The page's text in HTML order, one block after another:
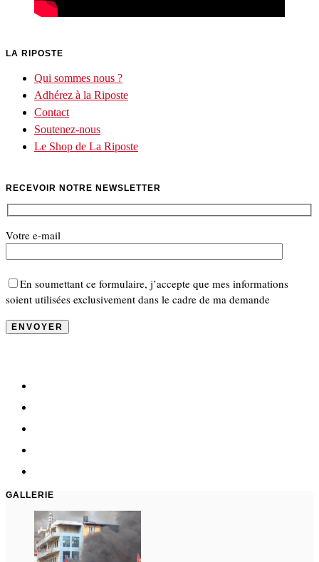
LA RIPOSTE
Qui sommes nous ?
Adhérez à la Riposte
Contact
Soutenez-nous
Le Shop de La Riposte
RECEVOIR NOTRE NEWSLETTER
Votre e-mail
En soumettant ce formulaire, j’accepte que mes informations
soient utilisées exclusivement dans le cadre de ma demande
GALLERIE